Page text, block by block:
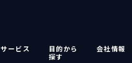
サービス
目的から
探す
会社情報